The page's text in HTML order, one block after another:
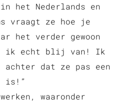
het Nederlands en
vraagt ze hoe je
het verder gewoon
ik echt blij van! Ik
achter dat ze pas een
is!”
waaronder